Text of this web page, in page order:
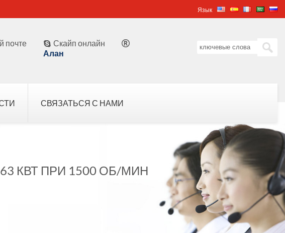
Язык
почте
 Скайп онлайн
Алан

СВЯЗАТЬСЯ С НАМИ
63 КВТ ПРИ 1500 ОБ/МИН